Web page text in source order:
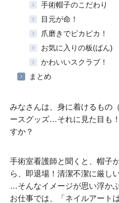
手術帽子のこだわり
目元が命！
爪磨きでピカピカ！
お気に入りの板(ばん)
かわいいスクラブ！
まとめ
みなさんは、身に着けるもの
ースグッズ…それに見た目も
すか？
手術室看護師と聞くと、帽子
ら、即退場！清潔不潔に厳しい
…そんなイメージが思い浮か
お仕事では、「ネイルアート